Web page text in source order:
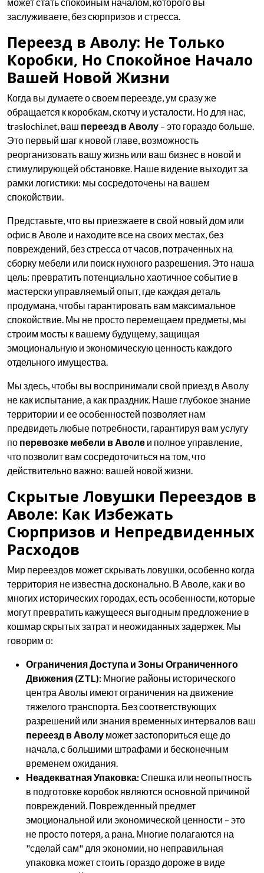
может стать спокойным началом, которого вы
заслуживаете, без сюрпризов и стресса.
Переезд в Аволу: Не Только
Коробки, Но Спокойное Начало
Вашей Новой Жизни
Когда вы думаете о своем переезде, ум сразу же
обращается к коробкам, скотчу и усталости. Но для нас,
traslochi.net, ваш переезд в Аволу – это гораздо больше.
Это первый шаг к новой главе, возможность
реорганизовать вашу жизнь или ваш бизнес в новой и
стимулирующей обстановке. Наше видение выходит за
рамки логистики: мы сосредоточены на вашем
спокойствии.
Представьте, что вы приезжаете в свой новый дом или
офис в Аволе и находите все на своих местах, без
повреждений, без стресса от часов, потраченных на
сборку мебели или поиск нужного разрешения. Это наша
цель: превратить потенциально хаотичное событие в
мастерски управляемый опыт, где каждая деталь
продумана, чтобы гарантировать вам максимальное
спокойствие. Мы не просто перемещаем предметы, мы
строим мосты к вашему будущему, защищая
эмоциональную и экономическую ценность каждого
отдельного имущества.
Мы здесь, чтобы вы воспринимали свой приезд в Аволу
не как испытание, а как праздник. Наше глубокое знание
территории и ее особенностей позволяет нам
предвидеть любые потребности, гарантируя вам услугу
по перевозке мебели в Аволе и полное управление,
что позволит вам сосредоточиться на том, что
действительно важно: вашей новой жизни.
Скрытые Ловушки Переездов в
Аволе: Как Избежать
Сюрпризов и Непредвиденных
Расходов
Мир переездов может скрывать ловушки, особенно когда
территория не известна досконально. В Аволе, как и во
многих исторических городах, есть особенности, которые
могут превратить кажущееся выгодным предложение в
кошмар скрытых затрат и неожиданных задержек. Мы
говорим о:
Ограничения Доступа и Зоны Ограниченного
Движения (ZTL): Многие районы исторического
центра Аволы имеют ограничения на движение
тяжелого транспорта. Без соответствующих
разрешений или знания временных интервалов ваш
переезд в Аволу может застопориться еще до
начала, с большими штрафами и бесконечным
временем ожидания.
Неадекватная Упаковка:Спешка или неопытность
в подготовке коробок являются основной причиной
повреждений. Поврежденный предмет
эмоциональной или экономической ценности – это
не просто потеря, а рана. Многие полагаются на
"сделай сам" для экономии, но неправильная
упаковка может стоить гораздо дороже в виде